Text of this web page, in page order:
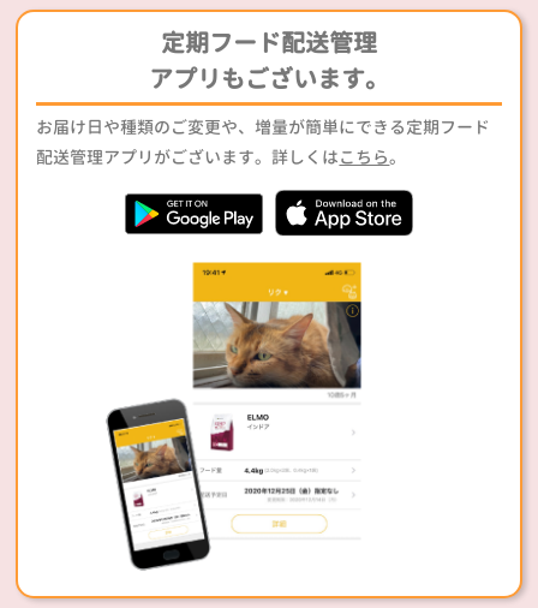
定期フード配送管理
アプリもございます。
お届け日や種類のご変更や、増量が簡単にできる定期フード
配送管理アプリがございます。詳しくはこちら。